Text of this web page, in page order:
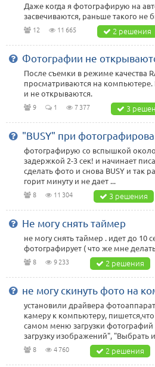
Даже когда я фотографирую на
засвечиваются, раньше такого не
12 11 665 2 решения
Фотографии не
После съемки в режиме качества
просматриваются на
и не открываются.
9 1 7 377 3
"BUSY" при
фотографирую со вспышкой
задержкой 2-3 сек! и начинает
сделать фото и снова BUSY и так
горит минуту и не дает ...
8 11 304 3 решения
Не могу снять таймер
не могу снять таймер . идет до 10
фотографирует ( что же мне
8 9 233 2 решения
не могу скинуть фото на
установили драйвера
камеру к компьютеру,
самом меню загрузки фотографий
загрузку изображений", "Выбрать
8 4 760 2 решения